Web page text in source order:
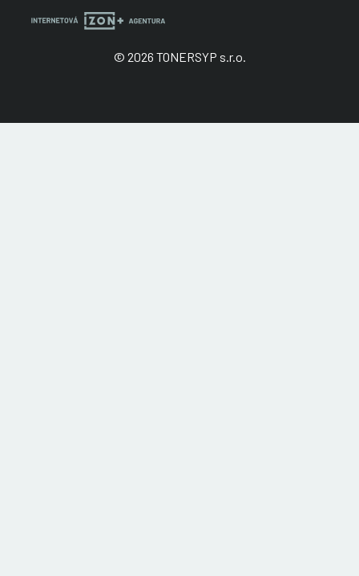
© 2026 TONERSYP s.r.o.